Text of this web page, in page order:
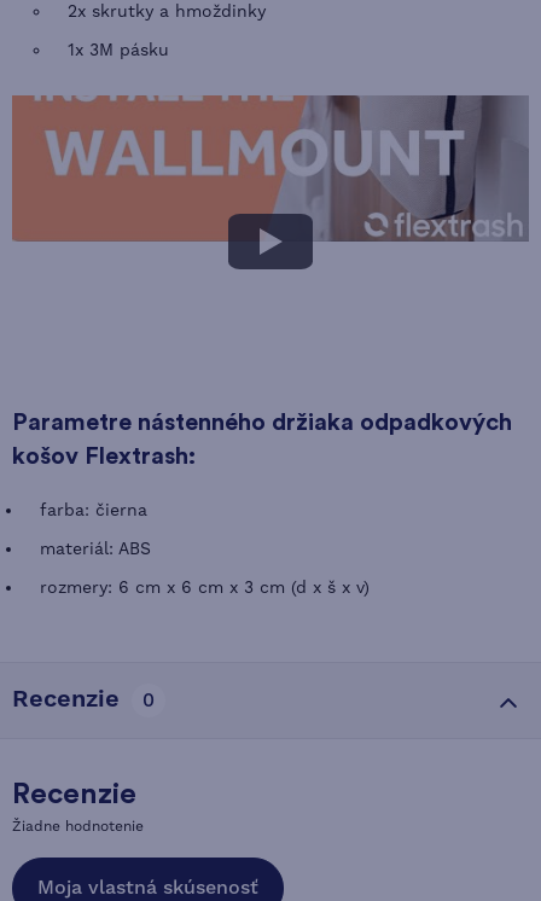
2x skrutky a hmoždinky
1x 3M pásku
Parametre nástenného držiaka odpadkových
košov Flextrash:
farba: čierna
materiál: ABS
rozmery: 6 cm x 6 cm x 3 cm (d x š x v)
Recenzie 0
Recenzie
Žiadne hodnotenie
Moja vlastná skúsenosť